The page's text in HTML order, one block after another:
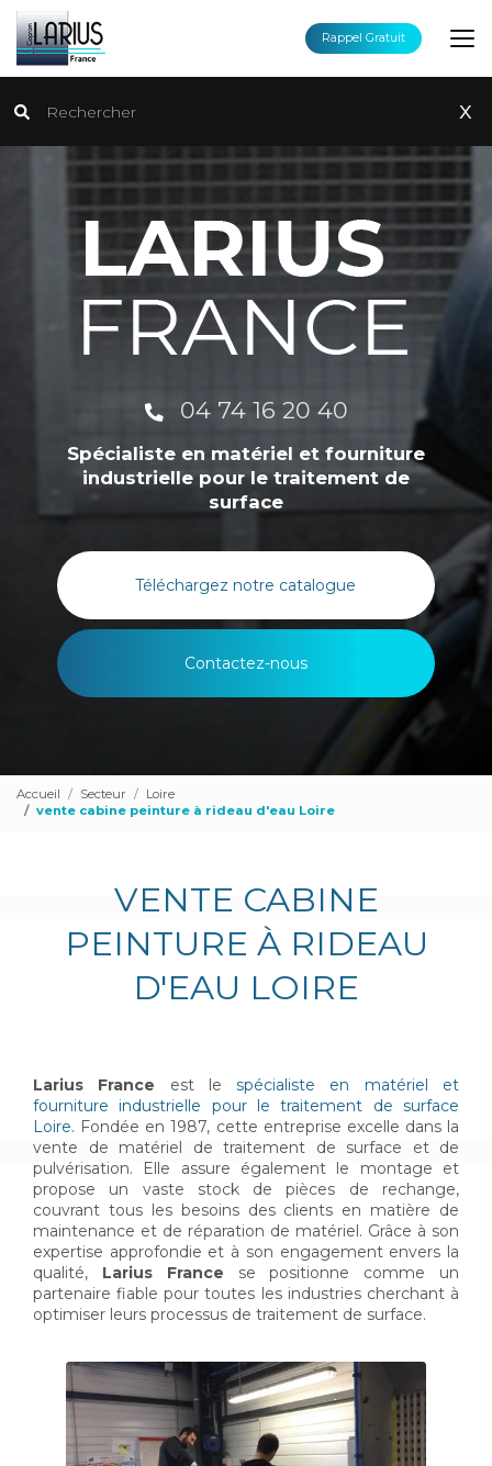
Aller
au
contenu
principal
Rechercher
x
Rappel Gratuit
04 74 16 20 40
Spécialiste en matériel et fourniture
industrielle pour le traitement de
surface
Téléchargez notre catalogue
Contactez-nous
Accueil Secteur
Loire
vente cabine peinture à rideau d'eau Loire
VENTE CABINE
PEINTURE À RIDEAU
D'EAU LOIRE
Larius France est lespécialiste en matériel et
fourniture industrielle pour le traitement de surface
Loire. Fondée en 1987, cette entreprise excelle dans la
vente de matériel de traitement de surface et de
pulvérisation. Elle assure également le montage et
propose un vaste stock de pièces de rechange,
couvrant tous les besoins des clients en matière de
maintenance et de réparation de matériel. Grâce à son
expertise approfondie et à son engagement envers la
qualité, Larius France se positionne comme un
partenaire fiable pour toutes les industries cherchant à
optimiser leurs processus de traitement de surface.